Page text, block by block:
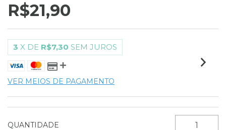
R$21,90
3 X DE R$7,30 SEM JUROS
VER MEIOS DE PAGAMENTO
QUANTIDADE